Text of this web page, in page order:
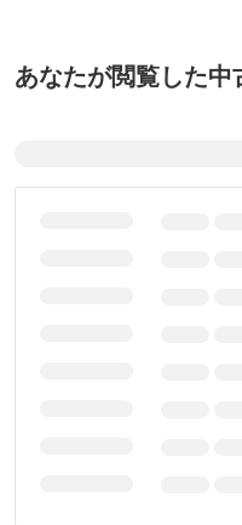
あなたが閲覧した